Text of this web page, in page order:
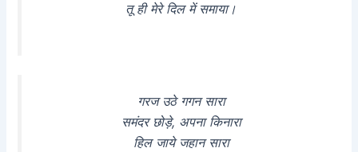
तू ही मेरे दिल में समाया।
गरज उठे गगन सारा
समंदर छोड़े, अपना किनारा
हिल जाये जहान सारा